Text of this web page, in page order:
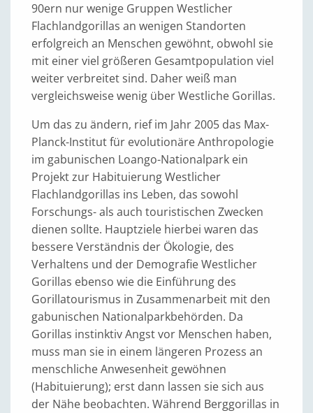
90ern nur wenige Gruppen Westlicher
Flachlandgorillas an wenigen Standorten
erfolgreich an Menschen gewöhnt, obwohl sie
mit einer viel größeren Gesamtpopulation viel
weiter verbreitet sind. Daher weiß man
vergleichsweise wenig über Westliche Gorillas.
Um das zu ändern, rief im Jahr 2005 das Max-
Planck-Institut für evolutionäre Anthropologie
im gabunischen Loango-Nationalpark ein
Projekt zur Habituierung Westlicher
Flachlandgorillas ins Leben, das sowohl
Forschungs- als auch touristischen Zwecken
dienen sollte. Hauptziele hierbei waren das
bessere Verständnis der Ökologie, des
Verhaltens und der Demografie Westlicher
Gorillas ebenso wie die Einführung des
Gorillatourismus in Zusammenarbeit mit den
gabunischen Nationalparkbehörden. Da
Gorillas instinktiv Angst vor Menschen haben,
muss man sie in einem längeren Prozess an
menschliche Anwesenheit gewöhnen
(Habituierung); erst dann lassen sie sich aus
der Nähe beobachten. Während Berggorillas in